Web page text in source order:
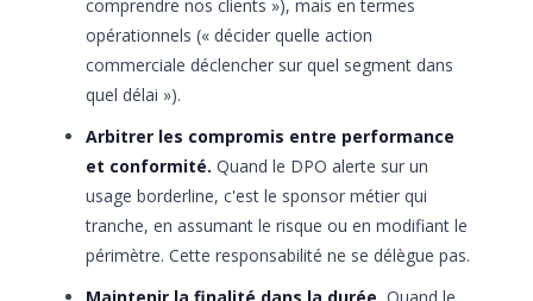
comprendre nos clients »), mais en termes
opérationnels (« décider quelle action
commerciale déclencher sur quel segment dans
quel délai »).
Arbitrer les compromis entre performance
et conformité. Quand le DPO alerte sur un
usage borderline, c'est le sponsor métier qui
tranche, en assumant le risque ou en modifiant le
périmètre. Cette responsabilité ne se délègue pas.